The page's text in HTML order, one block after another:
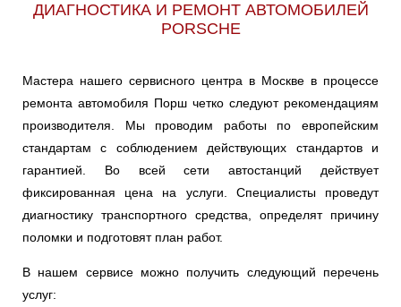
Чебоксары
Череповец
Ярославль
ДИАГНОСТИКА И РЕМОНТ АВТОМОБИЛЕЙ
PORSCHE
Мастера нашего сервисного центра в Москве в процессе
ремонта автомобиля Порш четко следуют рекомендациям
производителя. Мы проводим работы по европейским
стандартам с соблюдением действующих стандартов и
гарантией. Во всей сети автостанций действует
фиксированная цена на услуги. Специалисты проведут
диагностику транспортного средства, определят причину
поломки и подготовят план работ.
В нашем сервисе можно получить следующий перечень
услуг: